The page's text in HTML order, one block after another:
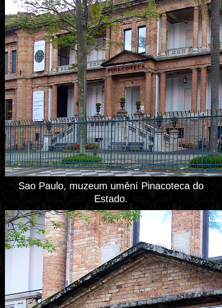
Sao Paulo, muzeum umění Pinacoteca do
Estado.